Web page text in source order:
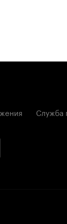
Служба